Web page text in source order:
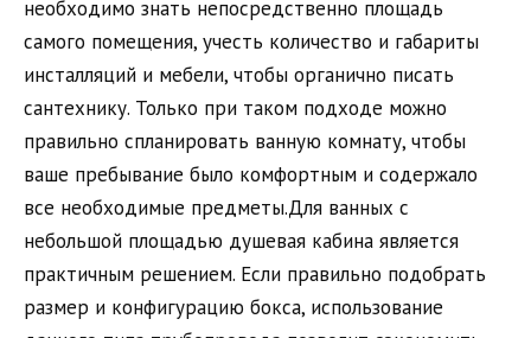
необходимо знать непосредственно площадь
самого помещения, учесть количество и габариты
инсталляций и мебели, чтобы органично писать
сантехнику. Только при таком подходе можно
правильно спланировать ванную комнату, чтобы
ваше пребывание было комфортным и содержало
все необходимые предметы.Для ванных с
небольшой площадью душевая кабина является
практичным решением. Если правильно подобрать
размер и конфигурацию бокса, использование